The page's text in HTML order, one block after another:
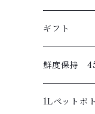
ギフト
鮮度保持
1Lペットボ